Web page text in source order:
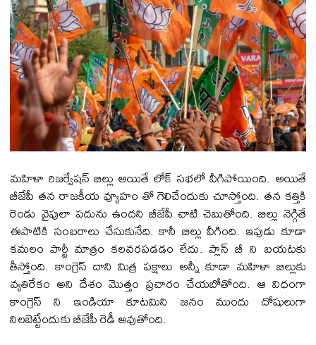
మహిళా రిజర్వేషన్ బిల్లు అయితే లోక్ సభలో వీగిపోయింది. అయితే
బీజేపీ తన రాజకీయ వ్యూహం తో గెలిచేందుకు చూస్తోంది. తన కత్తికి
రెండు వైపులా పదును ఉందని బీజేపీ చాటి చెబుతోంది. బిల్లు నెగ్గితే
ఈపాటికి సంబరాలు చేసుకునేది. కానీ బిల్లు వీగింది. ఇపుడు కూడా
కమలం పార్టీ మాత్రం కలవరపడడం లేదు. ప్లాన్ బీ ని బయటకు
తీస్తోంది. కాంగ్రెస్ దాని మిత్ర పక్షాలు అన్నీ కూడా మహిళా బిల్లుకు
వ్యతిరేకం అని దేశం మొత్తం ప్రచారం చేయబోతోంది. ఆ విధంగా
కాంగ్రెస్ ని ఇండియా కూటమిని జనం ముందు దోషులుగా
నిలబెట్టేందుకు బీజేపీ రెడీ అవుతోంది.